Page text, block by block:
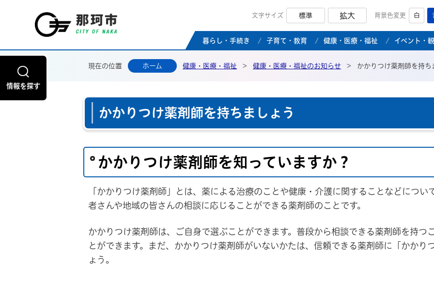
那珂市公式ホームページ
文字サイズ 標準 拡大 背景色変更 白
暮らし・手続き 子育て・教育 健康・医療・福祉 イベント・
情報を探す
現在の位置 ホーム 健康・医療・福祉 > 健康・医療・福祉のお知らせ > かかりつけ薬剤師を持ち
かかりつけ薬剤師を持ちましょう
かかりつけ薬剤師を知っていますか？
「かかりつけ薬剤師」とは、薬による治療のことや健康・介護に関することなどについ
者さんや地域の皆さんの相談に応じることができる薬剤師のことです。
かかりつけ薬剤師は、ご自身で選ぶことができます。普段から相談できる薬剤師を持つ
とができます。まだ、かかりつけ薬剤師がいないかたは、信頼できる薬剤師に「かかり
ょう。